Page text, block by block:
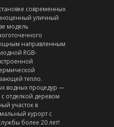
современных
уличный
модель
направленным
RGB-
тепло.
водных процедур —
отделкой деревом
участок в
курорт с
более 20 лет!